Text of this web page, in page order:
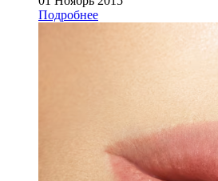
Подробнее